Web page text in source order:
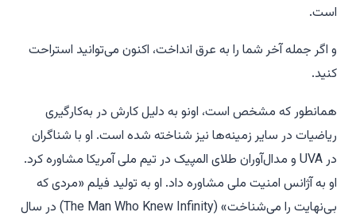
است.
و اگر جمله آخر شما را به عرق انداخت، اکنون می‌توانید استراحت
کنید.
همانطور که مشخص است، اونو به دلیل کارش در به‌کارگیری
ریاضیات در سایر زمینه‌ها نیز شناخته شده است. او با شناگران
در UVA و مدال‌آوران طلای المپیک در تیم ملی آمریکا مشاوره کرد.
او به آژانس امنیت ملی مشاوره داد. او به تولید فیلم «مردی که
بی‌نهایت را می‌شناخت» (The Man Who Knew Infinity) در سال